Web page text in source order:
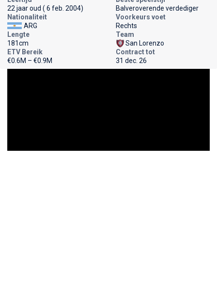
22 jaar oud ( 6 feb. 2004)
Balveroverende verdediger
Nationaliteit
ARG
Voorkeurs voet
Rechts
Lengte
181cm
Team
San Lorenzo
ETV Bereik
€0.6M – €0.9M
Contract tot
31 dec. 26